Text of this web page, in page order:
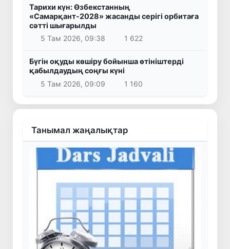
Тарихи күн: Өзбекстанның
«Самарқант-2028» жасанды серігі орбитаға
сәтті шығарылды
5 Там 2026, 09:38
1 622
Бүгін оқуды көшіру бойынша өтініштерді
қабылдаудың соңғы күні
5 Там 2026, 09:09
1 160
Танымал жаңалықтар